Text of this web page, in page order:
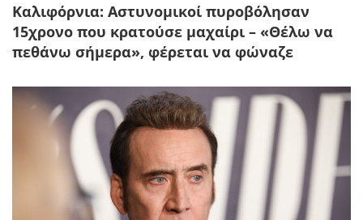
Καλιφόρνια: Αστυνομικοί πυροβόλησαν
15χρονο που κρατούσε μαχαίρι – «Θέλω να
πεθάνω σήμερα», φέρεται να φώναζε